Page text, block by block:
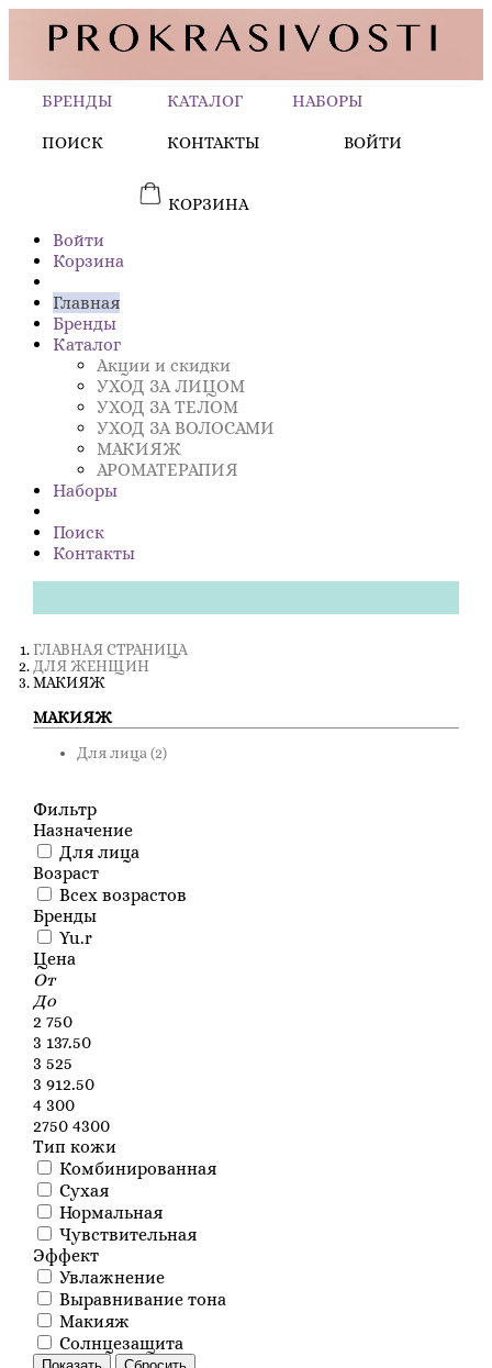
БРЕНДЫ КАТАЛОГ НАБОРЫ
ПОИСК КОНТАКТЫ ВОЙТИ
КОРЗИНА
Войти
Корзина
Главная
Бренды
Каталог
Акции и скидки
УХОД ЗА ЛИЦОМ
УХОД ЗА ТЕЛОМ
УХОД ЗА ВОЛОСАМИ
МАКИЯЖ
АРОМАТЕРАПИЯ
Наборы
Поиск
Контакты
ГЛАВНАЯ СТРАНИЦА
ДЛЯ ЖЕНЩИН
МАКИЯЖ
МАКИЯЖ
Для лица(2)
Фильтр
Назначение
Для лица
Возраст
Всех возрастов
Бренды
Yu.r
Цена
От
До
2 750
3 137.50
3 525
3 912.50
4 300
2750 4300
Тип кожи
Комбинированная
Сухая
Нормальная
Чувствительная
Эффект
Увлажнение
Выравнивание тона
Макияж
Солнцезащита